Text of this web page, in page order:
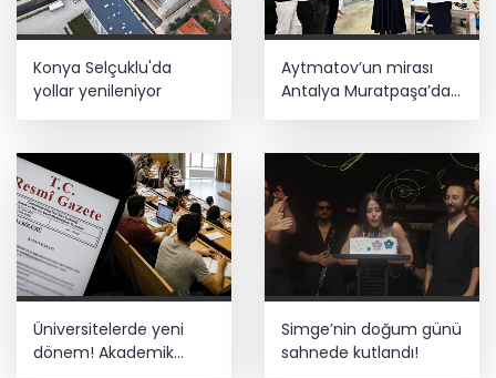
Konya Selçuklu'da
yollar yenileniyor
Aytmatov’un mirası
Antalya Muratpaşa’da
Üniversitelerde yeni
dönem! Akademik
Simge’nin doğum günü
sahnede kutlandı!